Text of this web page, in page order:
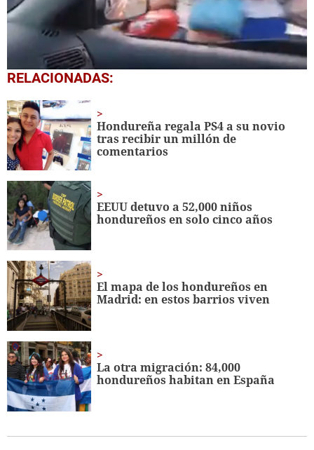
0
seconds
27
seconds
RELACIONADAS:
Hondureña regala PS4 a su novio
tras recibir un millón de
comentarios
EEUU detuvo a 52,000 niños
hondureños en solo cinco años
El mapa de los hondureños en
Madrid: en estos barrios viven
La otra migración: 84,000
hondureños habitan en España